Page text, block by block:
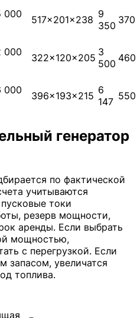
000
517×201×238 9
350 370
000
322×120×205 3
500 460
000
396×193×215 6
147 550
генератор
по фактической
учитываются
токи
резерв мощности,
аренды. Если выбрать
мощностью,
с перегрузкой. Если
запасом, увеличатся
топлива.